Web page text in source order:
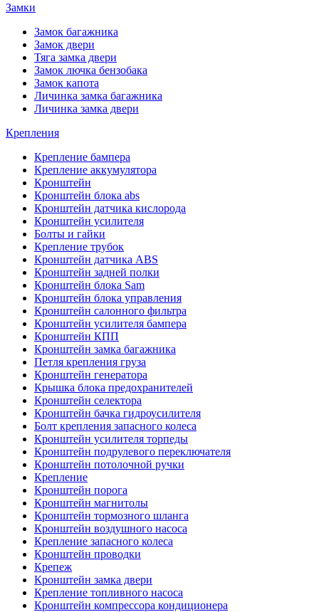
Замки
Замок багажника
Замок двери
Тяга замка двери
Замок лючка бензобака
Замок капота
Личинка замка багажника
Личинка замка двери
Крепления
Крепление бампера
Крепление аккумулятора
Кронштейн
Кронштейн блока abs
Кронштейн датчика кислорода
Кронштейн усилителя
Болты и гайки
Крепление трубок
Кронштейн датчика ABS
Кронштейн задней полки
Кронштейн блока Sam
Кронштейн блока управления
Кронштейн салонного фильтра
Кронштейн усилителя бампера
Кронштейн КПП
Кронштейн замка багажника
Петля крепления груза
Кронштейн генератора
Крышка блока предохранителей
Кронштейн селектора
Кронштейн бачка гидроусилителя
Болт крепления запасного колеса
Кронштейн усилителя торпеды
Кронштейн подрулевого переключателя
Кронштейн потолочной ручки
Крепление
Кронштейн порога
Кронштейн магнитолы
Кронштейн тормозного шланга
Кронштейн воздушного насоса
Крепление запасного колеса
Кронштейн проводки
Крепеж
Кронштейн замка двери
Крепление топливного насоса
Кронштейн компрессора кондиционера